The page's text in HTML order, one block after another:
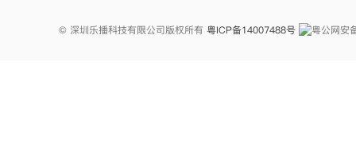
© 深圳乐播科技有限公司版权所有 粤ICP备14007488号